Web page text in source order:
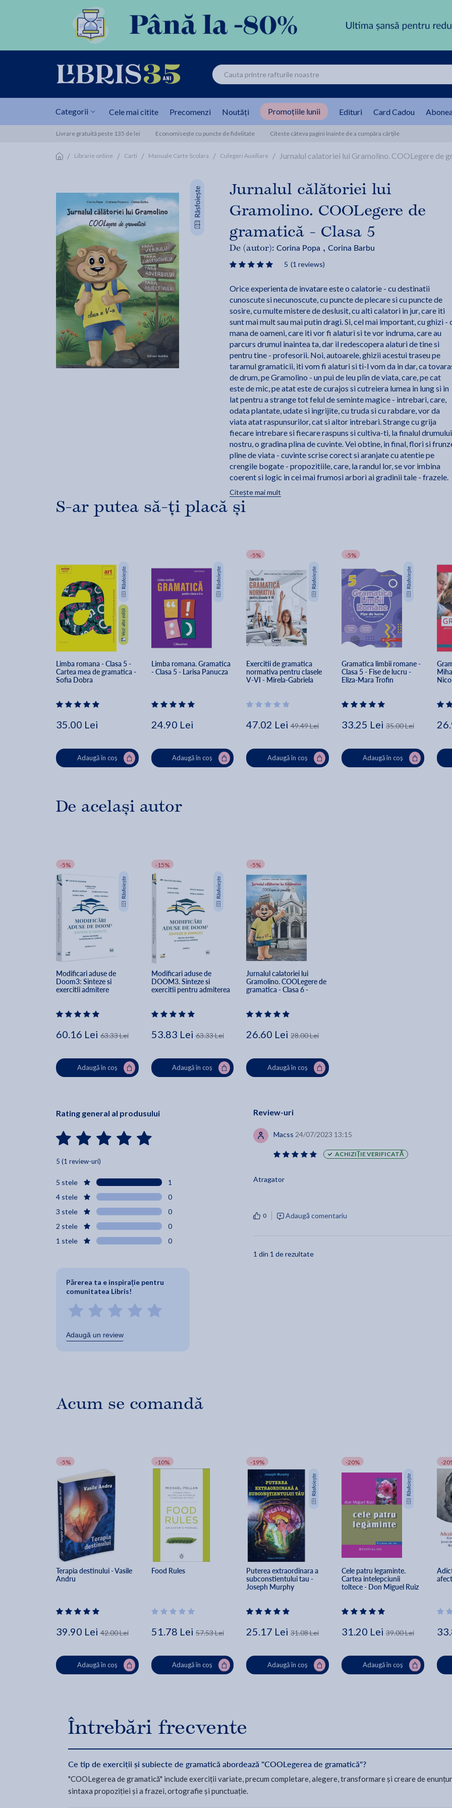
Categorii Cele mai citite Precomenzi Noutăți Promoțiile lunii Edituri Card Cadou
Livrare gratuită peste 135 de lei Economisește cu puncte de fidelitate Citeste câteva pagini înainte de a cumpăra cărțile
/ Librarie online / Carti / Manuale Carte Scolara / Culegeri Auxiliare / Jurnalul calatoriei lui Gramolino. COOLegere de
Jurnalul călătoriei lui
Gramolino. COOLegere de
gramatică - Clasa 5
De (autor): Corina Popa , Corina Barbu
5 (1 reviews)
Orice experienta de invatare este o calatorie - cu destinatii
cunoscute si necunoscute, cu puncte de plecare si cu puncte de
sosire, cu multe mistere de deslusit, cu alti calatori in jur, care iti
sunt mai mult sau mai putin dragi. Si, cel mai important, cu ghizi -
mana de oameni, care iti vor fi alaturi si te vor indruma, care au
parcurs drumul inaintea ta, dar il redescopera alaturi de tine si
pentru tine - profesorii. Noi, autoarele, ghizii acestui traseu pe
taramul gramaticii, iti vom fi alaturi si ti-l vom da in dar, ca
de drum, pe Gramolino - un pui de leu plin de viata, care, pe cat
este de mic, pe atat este de curajos si cutreiera lumea in lung si in
lat pentru a strange tot felul de seminte magice - intrebari, care,
odata plantate, udate si ingrijite, cu truda si cu rabdare, vor da
viata atat raspunsurilor, cat si altor intrebari. Strange cu grija
fiecare intrebare si fiecare raspuns si cultiva-ti, la finalul drumului
nostru, o gradina plina de cuvinte. Vei obtine, in final, flori si
pline de viata - cuvinte scrise corect si aranjate cu atentie pe
crengile bogate - propozitiile, care, la randul lor, se vor imbina
coerent si logic in cei mai frumosi arbori ai gradinii tale - frazele.
AutorI: Corina Popa, Gratiana Popescu, Corina Barbu
Citește mai mult
S-ar putea să-ți placă și
Limba romana - Clasa 5 -
Cartea mea de gramatica -
Sofia Dobra
35.00 Lei
Adaugă în coș
Limba romana. Gramatica
- Clasa 5 - Larisa Panucza
24.90 Lei
Adaugă în coș
-5%
Exercitii de gramatica
normativa pentru clasele
V-VI - Mirela-Gabriela
47.02 Lei 49.49 Lei
Adaugă în coș
-5%
Gramatica limbii romane -
Clasa 5 - Fise de lucru -
Eliza-Mara Trofin
33.25 Lei 35.00 Lei
Adaugă în coș
De același autor
-5%
Modificari aduse de
Doom3: Sinteze si
exercitii admitere
60.16 Lei 63.33 Lei
Adaugă în coș
-15%
Modificari aduse de
DOOM3. Sinteze si
exercitii pentru admiterea
Bianca Hategan, Corina
53.83 Lei 63.33 Lei
Adaugă în coș
-5%
Jurnalul calatoriei lui
Gramolino. COOLegere de
gramatica - Clasa 6 -
26.60 Lei 28.00 Lei
Adaugă în coș
Rating general al produsului
5 (1 review-uri)
5 stele
1
4 stele
0
3 stele
0
2 stele
0
1 stele
0
Părerea ta e inspirație pentru
comunitatea Libris!
Adaugă un review
Review-uri
Macss 24/07/2023 13:15
ACHIZIȚIE VERIFICATĂ
Atragator
0 Adaugă comentariu
1 din 1 de rezultate
Acum se comandă
-5%
Terapia destinului - Vasile
Andru
39.90 Lei 42.00 Lei
Adaugă în coș
-10%
Food Rules
51.78 Lei 57.53 Lei
Adaugă în coș
-19%
Puterea extraordinara a
subconstientului tau -
Joseph Murphy
25.17 Lei 31.08 Lei
Adaugă în coș
-20%
Cele patru legaminte.
Cartea intelepciunii
toltece - Don Miguel Ruiz
31.20 Lei 39.00 Lei
Adaugă în coș
-
Întrebări frecvente
Ce tip de exerciții și subiecte de gramatică abordează "COOLegerea de gramatică"?
"COOLegerea de gramatică" include exerciții variate, precum completare, alegere, transformare și creare de
sintaxa propoziției și a frazei, ortografie și punctuație.